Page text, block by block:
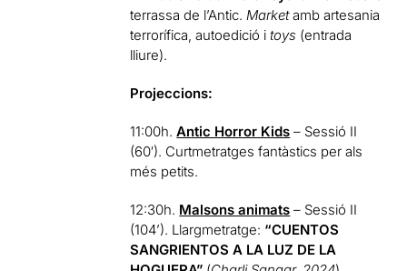
terrassa de l’Antic.Marketamb artesania
terrorífica, autoedició itoys (entrada
lliure).
Projeccions:
11:00h.Antic Horror Kids – Sessió II
(60′). Curtmetratges fantàstics per als
més petits.
12:30h. Malsons animats – Sessió II
(104’). Llargmetratge: “CUENTOS
SANGRIENTOS A LA LUZ DE LA